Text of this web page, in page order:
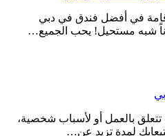
في أفضل فندق في دبي
شبه مستحيل! يحب الجميع…
بالعمل أو لأسباب شخصية،
لمدة تزيد عن…